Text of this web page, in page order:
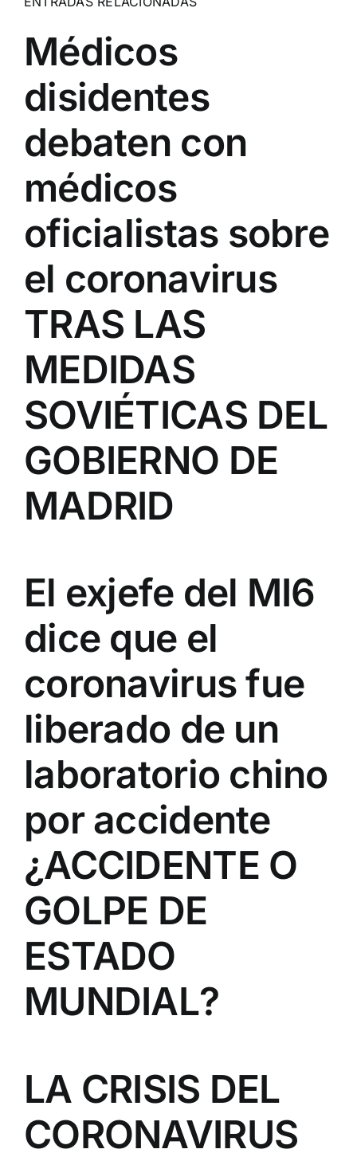
Médicos
disidentes
debaten con
médicos
oficialistas sobre
el coronavirus
TRAS LAS
MEDIDAS
SOVIÉTICAS DEL
GOBIERNO DE
MADRID
El exjefe del MI6
dice que el
coronavirus fue
liberado de un
laboratorio chino
por accidente
¿ACCIDENTE O
GOLPE DE
ESTADO
MUNDIAL?
LA CRISIS DEL
CORONAVIRUS